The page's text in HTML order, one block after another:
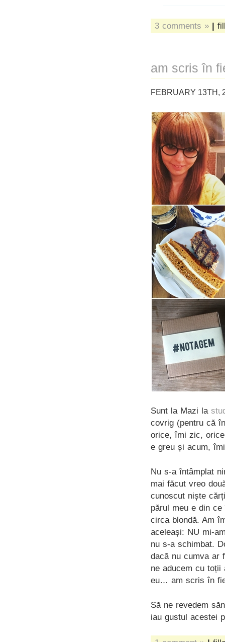
3 comments » |
am scris în
FEBRUARY 13TH,
Sunt la Mazi la
covrig (pentru că
orice, îmi zic,
e greu și acum,
Nu s-a întâmplat
mai făcut vreo
cunoscut niște
părul meu e din
circa blondă. Am
aceleași: NU mi-
nu s-a schimbat.
dacă nu cumva ar
ne aducem cu
eu… am scris în
Să ne revedem
iau gustul acestei